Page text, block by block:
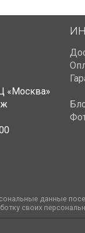
«Москва»
данные
своих